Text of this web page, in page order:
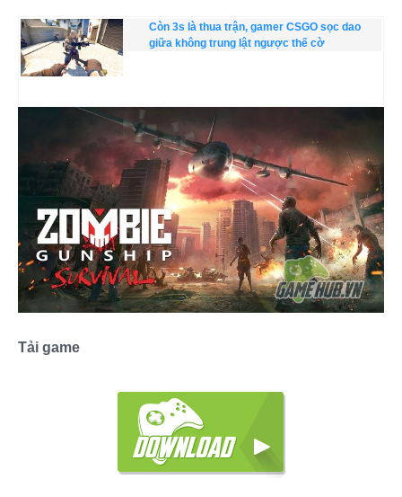
Còn 3s là thua trận, gamer CSGO sọc dao
giữa không trung lật ngược thế cờ
Tải game